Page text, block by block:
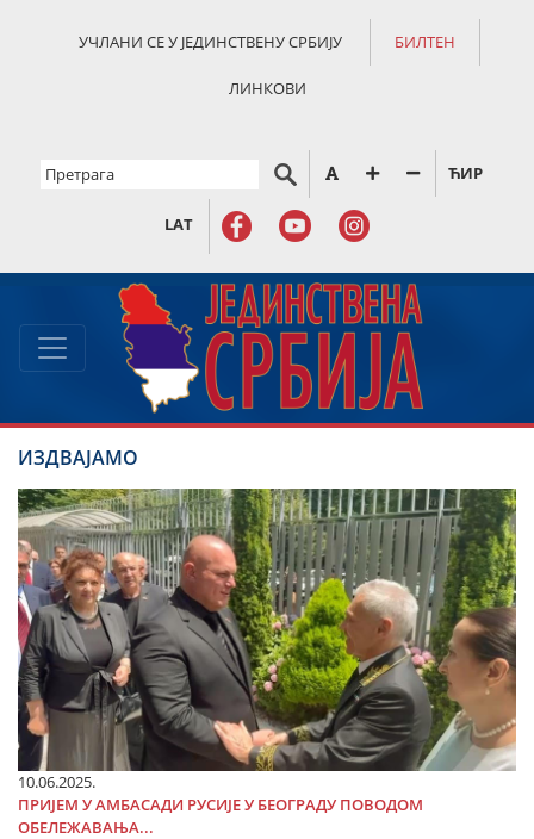
УЧЛАНИ СЕ У ЈЕДИНСТВЕНУ СРБИЈУ БИЛТЕН
ЛИНКОВИ
ЋИР
LAT
ИЗДВАЈАМО
10.06.2025.
ПРИЈЕМ У АМБАСАДИ РУСИЈЕ У БЕОГРАДУ ПОВОДОМ
ОБЕЛЕЖАВАЊА...